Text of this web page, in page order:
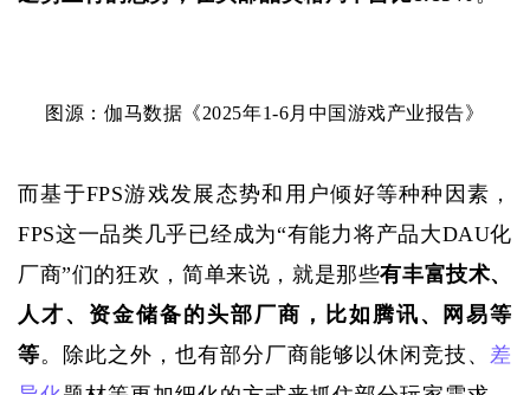
图源：伽马数据《2025年1-6月中国游戏产业报告》
而基于FPS游戏发展态势和用户倾好等种种因素，
FPS这一品类几乎已经成为“有能力将产品大DAU化
厂商”们的狂欢，简单来说，就是那些有丰富技术、
人才、资金储备的头部厂商，比如腾讯、网易等
等。除此之外，也有部分厂商能够以休闲竞技、 差